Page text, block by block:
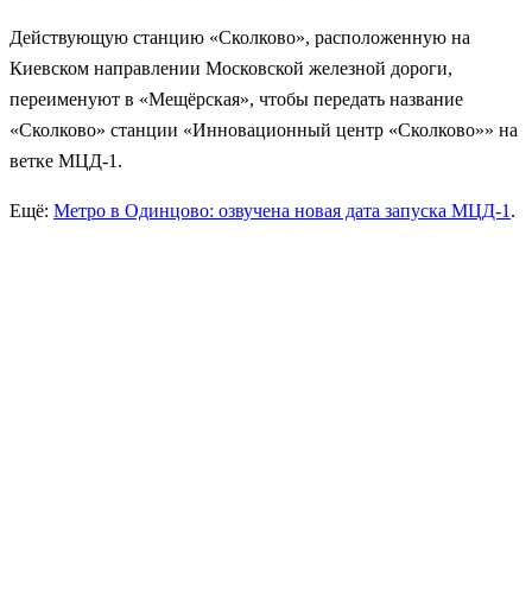
Действующую станцию «Сколково», расположенную на
Киевском направлении Московской железной дороги,
переименуют в «Мещёрская», чтобы передать название
«Сколково» станции «Инновационный центр «Сколково»» на
ветке МЦД-1.
Ещё: Метро в Одинцово: озвучена новая дата запуска МЦД-1 .